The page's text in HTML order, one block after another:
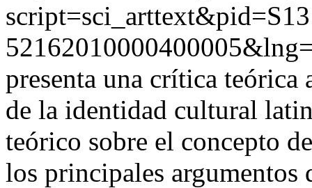
presenta una crítica teórica
de la identidad cultural
teórico sobre el concepto
los principales argumentos